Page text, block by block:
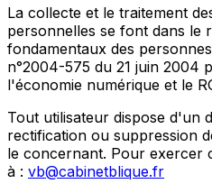
La collecte et le traitement
personnelles se font dans le
fondamentaux des
n°2004-575 du 21 juin 2004
l'économie numérique et le
Tout utilisateur dispose d'un
rectification ou suppression
le concernant. Pour exercer
à : vb@cabinetblique.fr